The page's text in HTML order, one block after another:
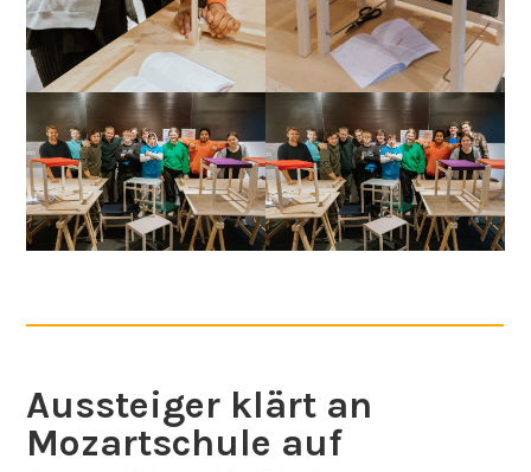
Aussteiger klärt an
Mozartschule auf